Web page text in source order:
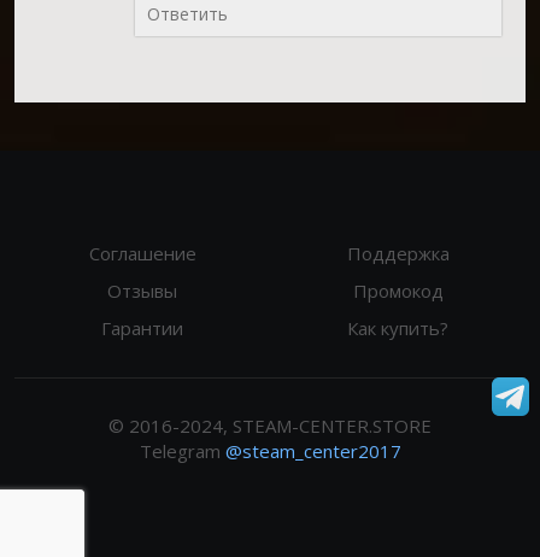
© 2016-2024, STEAM-CENTER.STORE
Telegram @steam_center2017
Соглашение
Поддержка
Отзывы
Промокод
Гарантии
Как купить?